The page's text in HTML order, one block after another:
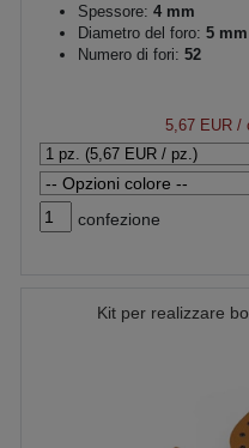
Spessore: 4 mm
Diametro del foro: 5 mm
Numero di fori: 52
5,67 EUR /
confezione
Kit per realizzare